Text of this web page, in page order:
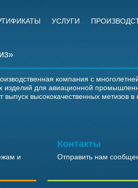
УСЛУГИ
компания с
изделий для авиационной
высококачественных метизов в
и
Контакты
Отправить нам